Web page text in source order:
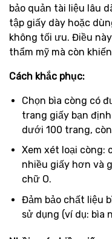
bảo quản tài liệu lâu
tập giấy dày hoặc
không tối ưu. Điều
thẩm mỹ mà còn
Cách khắc phục:
Chọn bìa còng có
trang giấy bạn
dưới 100 trang,
Xem xét loại
nhiều giấy hơn và
chữ O.
Đảm bảo chất liệu
sử dụng (ví dụ: bìa